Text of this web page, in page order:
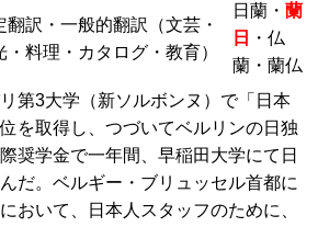
翻訳・一般的翻訳（文芸・
・料理・カタログ・教育）
日蘭・ 蘭
日
・仏
蘭・蘭仏
第3大学（新ソルボンヌ）で「日本
を取得し、つづいてベルリンの日独
奨学金で一年間、早稲田大学にて日
だ。ベルギー・ブリュッセル首都に
おいて、日本人スタッフのために、